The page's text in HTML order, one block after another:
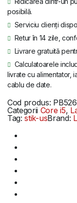
posibilă.
Serviciu clienți
Retur în 14 zile,
Livrare gratuită
Calculatoarele
livrate cu alimentator,
cablu de date.
Cod produs:
Categorii Core i5,
Tag: stik-usBrand: